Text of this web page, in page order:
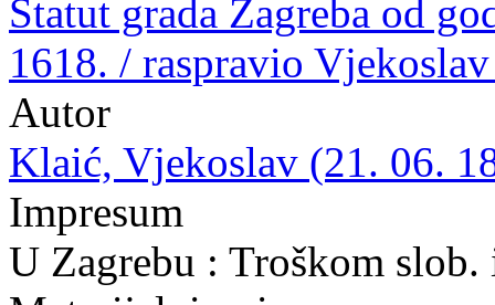
Statut grada Zagreba od
1618. / raspravio
Autor
Klaić, Vjekoslav (21. 06.
Impresum
U Zagrebu : Troškom